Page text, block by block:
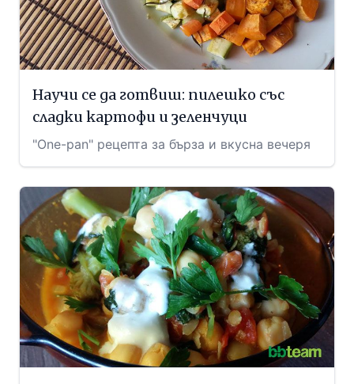
Научи се да готвиш: пилешко със
сладки картофи и зеленчуци
"One-pan" рецепта за бърза и вкусна вечеря